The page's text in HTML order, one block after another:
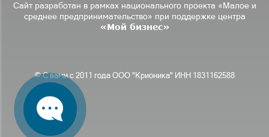
Сайт разработан в рамках национального проекта «Малое и
среднее предпринимательство» при поддержке центра
«Мой бизнес»
© С вами с 2011 года ООО "Крионика" ИНН 1831162588